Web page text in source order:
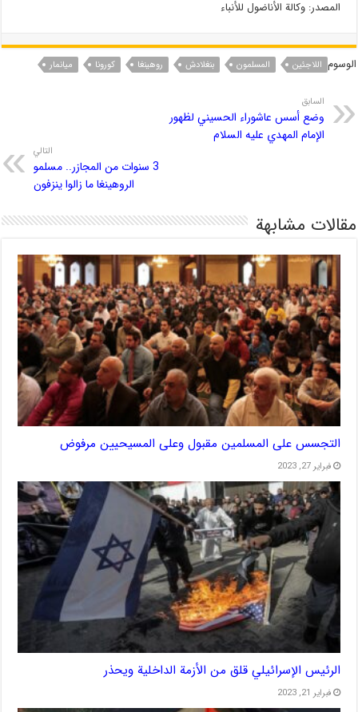
المصدر: وكالة الأناضول للأنباء
الوسوم اللاجئين المسلمون بنغلادش روهینغا کورونا میانمار
السابق
وضع أسس عاشوراء الحسيني لظهور
الإمام المهدي عليه السلام
التالي
3 سنوات من المجازر.. مسلمو
الروهينغا ما زالوا ينزفون
مقالات مشابهة
التجسس على المسلمين مقبول وعلى المسيحيين مرفوض
فبراير 27, 2023
الرئيس الإسرائيلي قلق من الأزمة الداخلية ويحذر
فبراير 21, 2023